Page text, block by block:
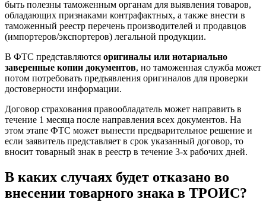
быть полезны таможенным органам для выявления товаров,
обладающих признаками контрафактных, а также внести в
таможенный реестр перечень производителей и продавцов
(импортеров/экспортеров) легальной продукции.
В ФТС представляются оригиналы или нотариально
заверенные копии документов, но таможенная служба может
потом потребовать предъявления оригиналов для проверки
достоверности информации.
Договор страхования правообладатель может направить в
течение 1 месяца после направления всех документов. На
этом этапе ФТС может вынести предварительное решение и
если заявитель представляет в срок указанный договор, то
вносит товарный знак в реестр в течение 3-х рабочих дней.
В каких случаях будет отказано во
внесении товарного знака в ТРОИС?